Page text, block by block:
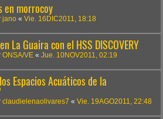
en morrocoy
jano « Vie. 16DIC2011, 18:18
La Guaira con el HSS DISCOVERY
ONSA/VE « Jue. 10NOV2011, 02:19
Espacios Acuáticos de la
claudielenaolivares7 « Vie. 19AGO2011, 22:48